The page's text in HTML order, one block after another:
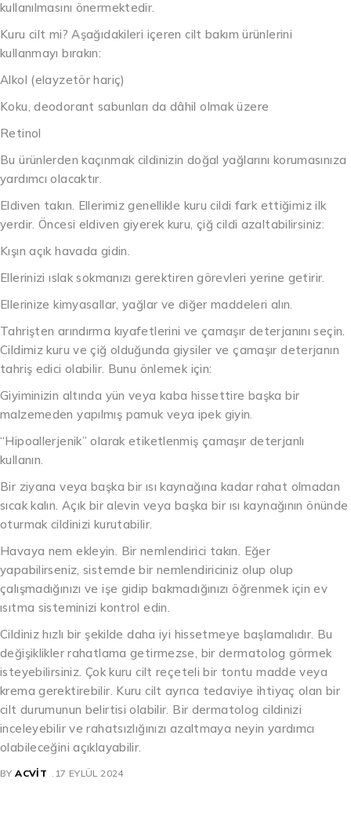
kullanılmasını önermektedir.
Kuru cilt mi? Aşağıdakileri içeren cilt bakım ürünlerini
kullanmayı bırakın:
Alkol (elayzetör hariç)
Koku, deodorant sabunları da dâhil olmak üzere
Retinol
Bu ürünlerden kaçınmak cildinizin doğal yağlarını korumasınıza
yardımcı olacaktır.
Eldiven takın. Ellerimiz genellikle kuru cildi fark ettiğimiz ilk
yerdir. Öncesi eldiven giyerek kuru, çiğ cildi azaltabilirsiniz:
Kışın açık havada gidin.
Ellerinizi ıslak sokmanızı gerektiren görevleri yerine getirir.
Ellerinize kimyasallar, yağlar ve diğer maddeleri alın.
Tahrişten arındırma kıyafetlerini ve çamaşır deterjanını seçin.
Cildimiz kuru ve çiğ olduğunda giysiler ve çamaşır deterjanın
tahriş edici olabilir. Bunu önlemek için:
Giyiminizin altında yün veya kaba hissettire başka bir
malzemeden yapılmış pamuk veya ipek giyin.
“Hipoallerjenik” olarak etiketlenmiş çamaşır deterjanlı
kullanın.
Bir ziyana veya başka bir ısı kaynağına kadar rahat olmadan
sıcak kalın. Açık bir alevin veya başka bir ısı kaynağının önünde
oturmak cildinizi kurutabilir.
Havaya nem ekleyin. Bir nemlendirici takın. Eğer
yapabilirseniz, sistemde bir nemlendiriciniz olup olup
çalışmadığınızı ve işe gidip bakmadığınızı öğrenmek için ev
ısıtma sisteminizi kontrol edin.
Cildiniz hızlı bir şekilde daha iyi hissetmeye başlamalıdır. Bu
değişiklikler rahatlama getirmezse, bir dermatolog görmek
isteyebilirsiniz. Çok kuru cilt reçeteli bir tontu madde veya
krema gerektirebilir. Kuru cilt ayrıca tedaviye ihtiyaç olan bir
cilt durumunun belirtisi olabilir. Bir dermatolog cildinizi
inceleyebilir ve rahatsızlığınızı azaltmaya neyin yardımcı
olabileceğini açıklayabilir.
BY ACVIT 17 EYLÜL 2024